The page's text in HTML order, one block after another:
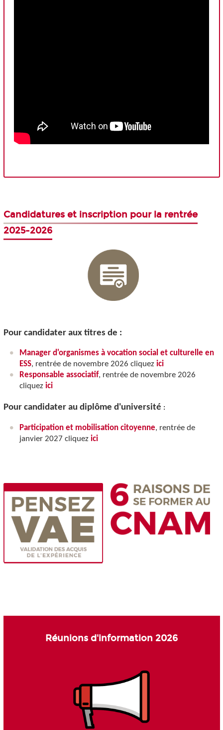
Candidatures et inscription pour la rentrée
2025-2026
Pour candidater aux titres de :
Manager d'organismes à vocation social et culturelle en
ESS, rentrée de novembre 2026 cliquez ici
Responsable associatif, rentrée de novembre 2026
cliquez ici
Pour candidater au diplôme d'université :
Participation et mobilisation citoyenne, rentrée de
janvier 2027 cliquez ici
Réunions d'information 2026